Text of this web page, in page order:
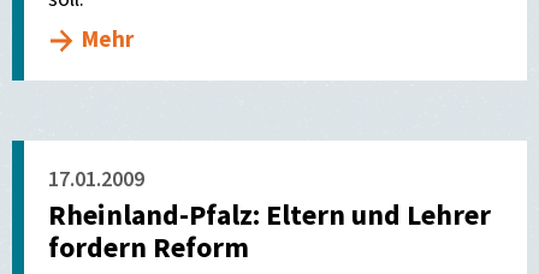
Mehr
17.01.2009
Rheinland-Pfalz: Eltern und Lehrer
fordern Reform